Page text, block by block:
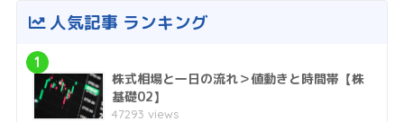
人気記事 ランキング
1
株式相場と一日の流れ＞値動きと時間帯【株
基礎02】
47293 views